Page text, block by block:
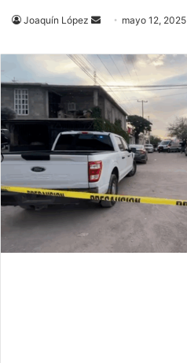
Joaquín López
Send
email
mayo 12, 2025